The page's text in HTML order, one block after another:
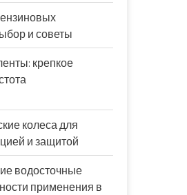
и советы
крепкое
колеса для
и защитой
водосточные
применения в